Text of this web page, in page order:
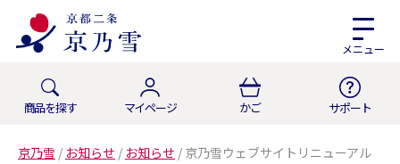
メニュー
商品を探す マイページ かご サポート
京乃雪 / お知らせ / お知らせ / 京乃雪ウェブサイトリニューアル